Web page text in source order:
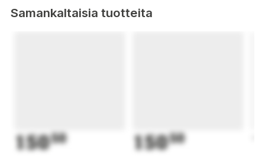
Samankaltaisia tuotteita
15050 15050